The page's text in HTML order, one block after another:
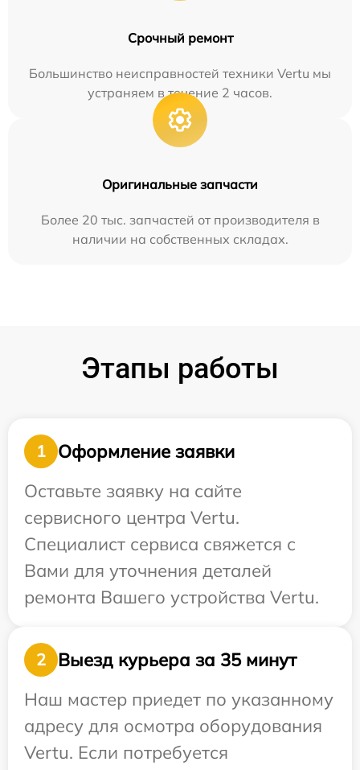
Срочный ремонт
Большинство неисправностей техники Vertu мы
устраняем в течение 2 часов.
Оригинальные запчасти
Более 20 тыс. запчастей от производителя в
наличии на собственных складах.
Этапы работы
1
Оформление заявки
Оставьте заявку на сайте
сервисного центра Vertu.
Специалист сервиса свяжется с
Вами для уточнения деталей
ремонта Вашего устройства Vertu.
2
Выезд курьера за 35 минут
Наш мастер приедет по указанному
адресу для осмотра оборудования
Vertu. Если потребуется